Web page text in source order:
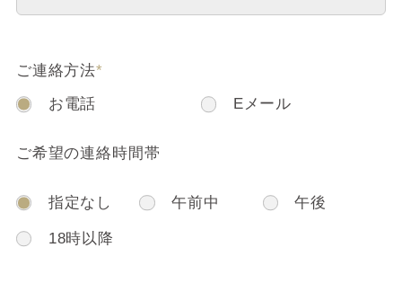
ご連絡方法*
お電話
Eメール
ご希望の連絡時間帯
指定なし 午前中 午後
18時以降